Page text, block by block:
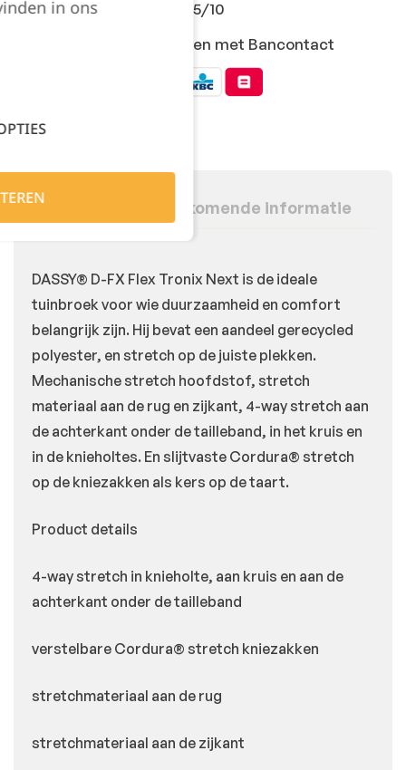
Klanten geven ons 9,5/10
Veilig online afrekenen met Bancontact
Beschrijving Bijkomende informatie
DASSY® D-FX Flex Tronix Next is de ideale
tuinbroek voor wie duurzaamheid en comfort
belangrijk zijn. Hij bevat een aandeel gerecycled
polyester, en stretch op de juiste plekken.
Mechanische stretch hoofdstof, stretch
materiaal aan de rug en zijkant, 4-way stretch aan
de achterkant onder de tailleband, in het kruis en
in de knieholtes. En slijtvaste Cordura® stretch
op de kniezakken als kers op de taart.
Product details
4-way stretch in knieholte, aan kruis en aan de
achterkant onder de tailleband
verstelbare Cordura® stretch kniezakken
stretchmateriaal aan de rug
stretchmateriaal aan de zijkant
in ons